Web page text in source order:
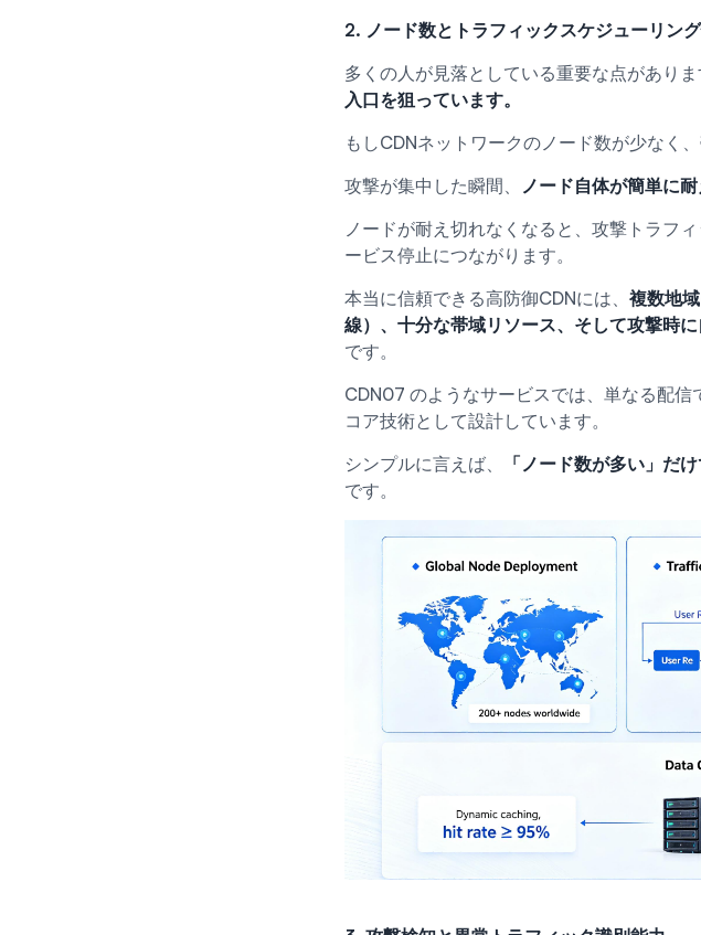
2. ノード数とトラフィックスケジューリン
多くの人が見落としている重要な点がありま
入口を狙っています。
もしCDNネットワークのノード数が少なく
攻撃が集中した瞬間、 ノード自体が簡単に耐
ノードが耐え切れなくなると、攻撃トラフ
ービス停止につながります。
本当に信頼できる高防御CDNには、 複数地
線）、十分な帯域リソース、そして攻撃時
です。
CDN07 のようなサービスでは、単なる配
コア技術として設計しています。
シンプルに言えば、
「ノード数が多い」だ
です。